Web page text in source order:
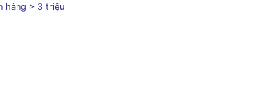
hàng > 3 triệu